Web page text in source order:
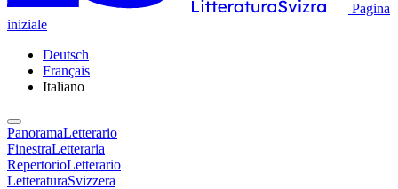
Pagina
iniziale
Deutsch
Français
Italiano
PanoramaLetterario
FinestraLetteraria
RepertorioLetterario
LetteraturaSvizzera